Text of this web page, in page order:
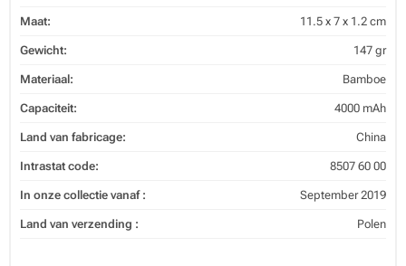
Maat: 11.5 x 7 x 1.2 cm
Gewicht: 147 gr
Materiaal: Bamboe
Capaciteit: 4000 mAh
Land van fabricage: China
Intrastat code: 8507 60 00
In onze collectie vanaf : September 2019
Land van verzending : Polen